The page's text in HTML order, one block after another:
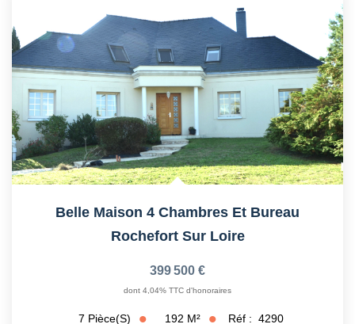
Belle Maison 4 Chambres Et Bureau
Rochefort Sur Loire
399 500 €
dont 4,04% TTC d'honoraires
7 Pièce(s) 192 M² Réf : 4290